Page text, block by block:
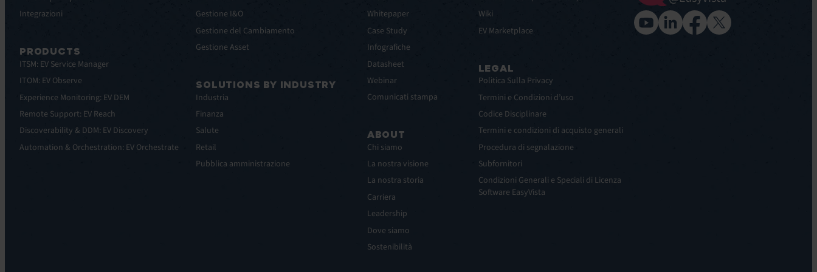
Integrazioni
PRODUCTS
ITSM: EV Service Manager
ITOM: EV Observe
Experience Monitoring: EV DEM
Remote Support: EV Reach
Discoverability & DDM: EV Discovery
Automation & Orchestration: EV Orchestrate
Gestione I&O
Gestione del Cambiamento
Gestione Asset
SOLUTIONS BY INDUSTRY
Industria
Finanza
Salute
Retail
Pubblica amministrazione
Whitepaper
Case Study
Infografiche
Datasheet
Webinar
Comunicati stampa
ABOUT
Chi siamo
La nostra visione
La nostra storia
Carriera
Leadership
Dove siamo
Sostenibilità
Wiki
EV Marketplace
LEGAL
Politica Sulla Privacy
Termini e Condizioni d’uso
Codice Disciplinare
Termini e condizioni di acquisto generali
Procedura di segnalazione
Subfornitori
Condizioni Generali e Speciali di Licenza
Software EasyVista